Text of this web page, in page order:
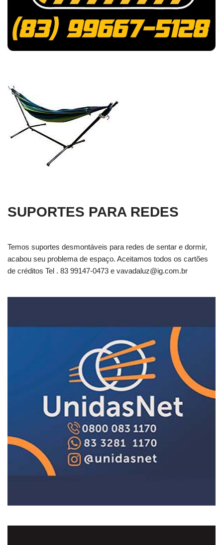
SUPORTES PARA REDES
Temos suportes desmontáveis para redes de sentar e dormir,
acabou seu problema de espaço. Aceitamos todos os cartões
de créditos Tel . 83 99147-0473 e vavadaluz@ig.com.br